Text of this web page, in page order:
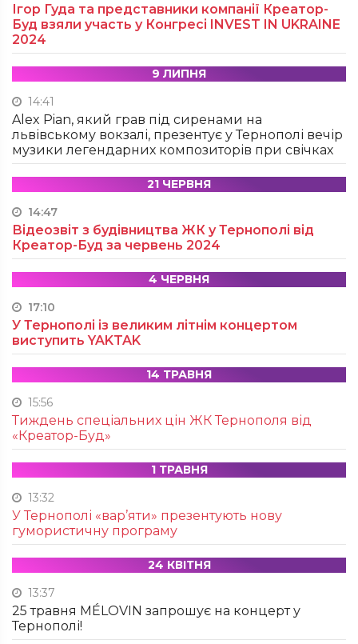
Ігор Гуда та представники компанії Креатор-
Буд взяли участь у Конгресі INVEST IN UKRAINE
2024
9 ЛИПНЯ
14:41
Alex Pian, який грав під сиренами на
львівському вокзалі, презентує у Тернополі вечір
музики легендарних композиторів при свічках
21 ЧЕРВНЯ
14:47
Відеозвіт з будівництва ЖК у Тернополі від
Креатор-Буд за червень 2024
4 ЧЕРВНЯ
17:10
У Тернополі із великим літнім концертом
виступить YAKTAK
14 ТРАВНЯ
15:56
Тиждень спеціальних цін ЖК Тернополя від
«Креатор-Буд»
1 ТРАВНЯ
13:32
У Тернополі «вар’яти» презентують нову
гумористичну програму
24 КВІТНЯ
13:37
25 травня MÉLOVIN запрошує на концерт у
Тернополі!